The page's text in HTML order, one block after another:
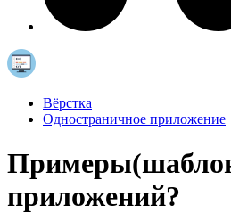
Вёрстка
Одностраничное приложение
приложений?